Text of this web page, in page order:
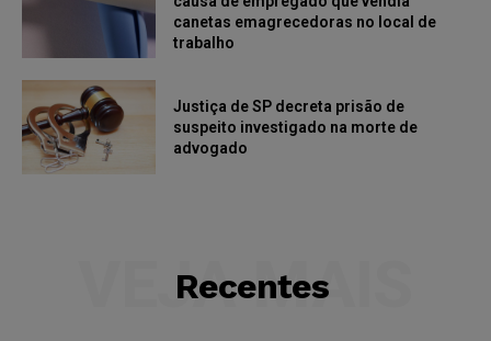
canetas emagrecedoras no local de
trabalho
Justiça de SP decreta prisão de
suspeito investigado na morte de
advogado
Recentes
VEJA MAIS